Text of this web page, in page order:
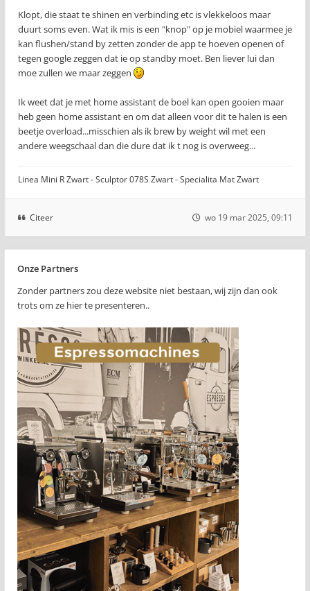
Klopt, die staat te shinen en verbinding etc is vlekkeloos maar
duurt soms even. Wat ik mis is een "knop" op je mobiel waarmee je
kan flushen/stand by zetten zonder de app te hoeven openen of
tegen google zeggen dat ie op standby moet. Ben liever lui dan
moe zullen we maar zeggen
Ik weet dat je met home assistant de boel kan open gooien maar
heb geen home assistant en om dat alleen voor dit te halen is een
beetje overload...misschien als ik brew by weight wil met een
andere weegschaal dan die dure dat ik t nog is overweeg...
Linea Mini R Zwart - Sculptor 078S Zwart - Specialita Mat Zwart
Citeer wo 19 mar 2025, 09:11
Onze Partners
Zonder partners zou deze website niet bestaan, wij zijn dan ook
trots om ze hier te presenteren..